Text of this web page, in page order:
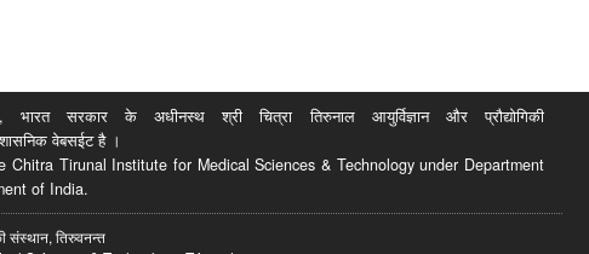
भारत सरकार के अधीनस्थ श्री चित्रा तिरुनाल आयुर्विज्ञान और प्रौद्योगिकी
वेबसईट है ।
Tirunal Institute for Medical Sciences & Technology under Department
of India.
संस्थान, तिरुवनन्त